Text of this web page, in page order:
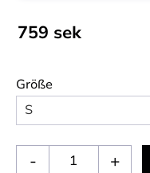
759 sek
Größe
+
-